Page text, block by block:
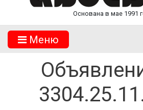
Основана в мае 1991
Mеню